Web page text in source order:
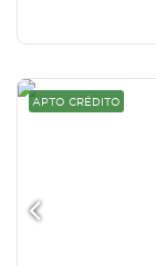
APTO CRÉDITO